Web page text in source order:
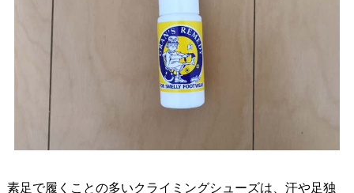
素足で履くことの多いクライミングシューズは、汗や足独